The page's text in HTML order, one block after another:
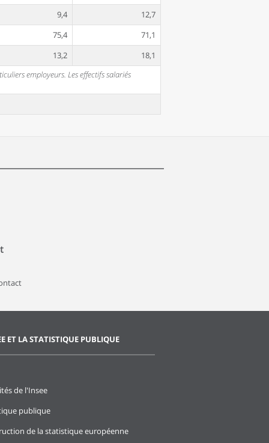
9,4
12,7
75,4
71,1
13,2
18,1
employeurs. Les effectifs salariés
ET LA STATISTIQUE PUBLIQUE
de l'Insee
publique
de la statistique européenne